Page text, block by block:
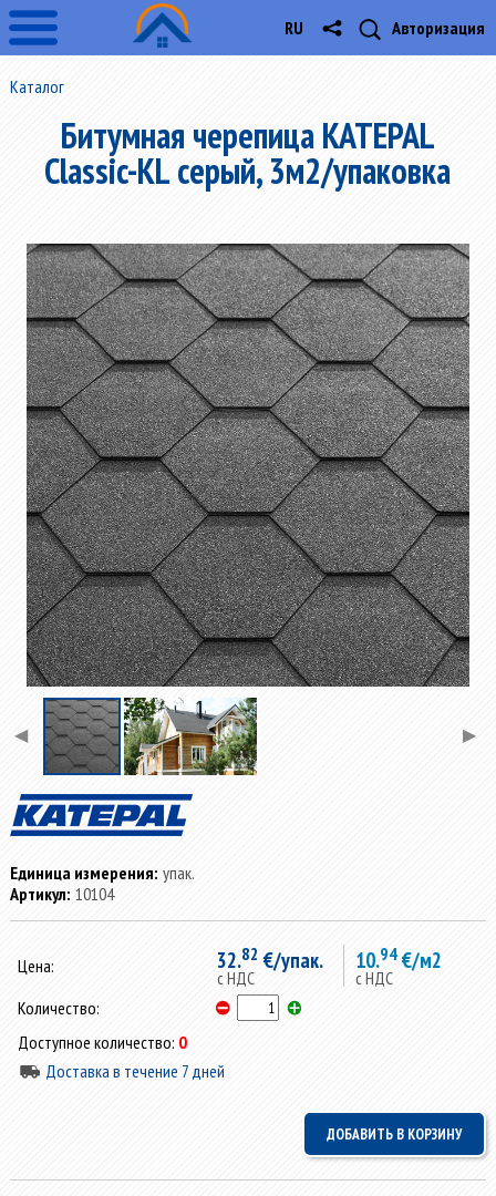
Авторизация
RU
Каталог
Битумная черепица KATEPAL
Classic-KL серый, 3м2/упаковка
◀ ▶
Единица измерения: упак.
Артикул: 10104
Цена: 32.82 €/упак.
с НДС
10.94€/м2
с НДС
Количество:
Доступное количество: 0
Доставка в течение 7 дней